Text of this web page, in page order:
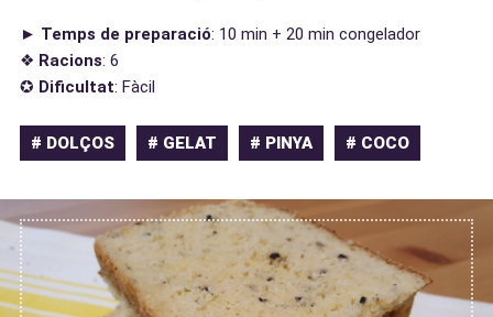
► Temps de preparació: 10 min + 20 min congelador
❖ Racions: 6
✪ Dificultat: Fàcil
# DOLÇOS # GELAT # PINYA # COCO